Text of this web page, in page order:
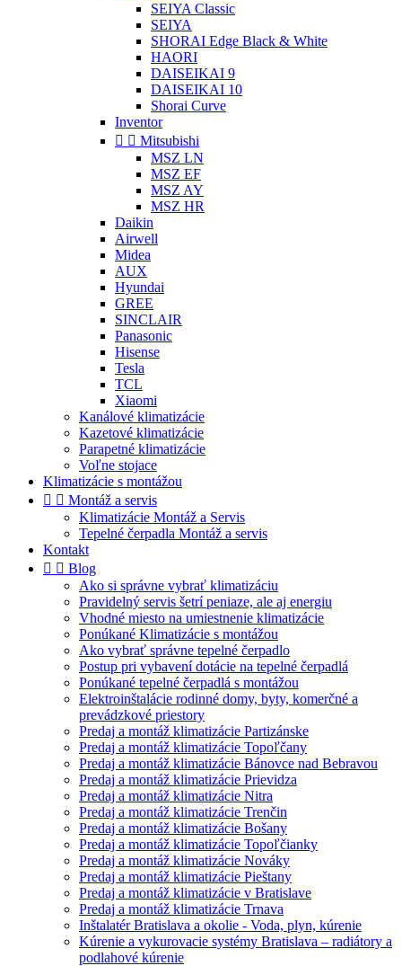
SEIYA Classic
SEIYA
SHORAI Edge Black & White
HAORI
DAISEIKAI 9
DAISEIKAI 10
Shorai Curve
Inventor
  Mitsubishi
MSZ LN
MSZ EF
MSZ AY
MSZ HR
Daikin
Airwell
Midea
AUX
Hyundai
GREE
SINCLAIR
Panasonic
Hisense
Tesla
TCL
Xiaomi
Kanálové klimatizácie
Kazetové klimatizácie
Parapetné klimatizácie
Voľne stojace
Klimatizácie s montážou
  Montáž a servis
Klimatizácie Montáž a Servis
Tepelné čerpadla Montáž a servis
Kontakt
  Blog
Ako si správne vybrať klimatizáciu
Pravidelný servis šetrí peniaze, ale aj energiu
Vhodné miesto na umiestnenie klimatizácie
Ponúkané Klimatizácie s montážou
Ako vybrať správne tepelné čerpadlo
Postup pri vybavení dotácie na tepelné čerpadlá
Ponúkané tepelné čerpadlá s montážou
Elektroinštalácie rodinné domy, byty, komerčné a
prevádzkové priestory
Predaj a montáž klimatizácie Partizánske
Predaj a montáž klimatizácie Topoľčany
Predaj a montáž klimatizácie Bánovce nad Bebravou
Predaj a montáž klimatizácie Prievidza
Predaj a montáž klimatizácie Nitra
Predaj a montáž klimatizácie Trenčin
Predaj a montáž klimatizácie Bošany
Predaj a montáž klimatizácie Topoľčianky
Predaj a montáž klimatizácie Nováky
Predaj a montáž klimatizácie Pieštany
Predaj a montáž klimatizácie v Bratislave
Predaj a montáž klimatizácie Trnava
Inštalatér Bratislava a okolie - Voda, plyn, kúrenie
Kúrenie a vykurovacie systémy Bratislava – radiátory a
podlahové kúrenie